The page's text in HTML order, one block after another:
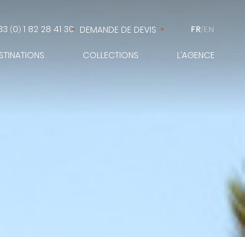
(0) 1 82 28 41 30 FR/EN
COLLECTIONS L’AGENCE
DEMANDE DE DEVIS